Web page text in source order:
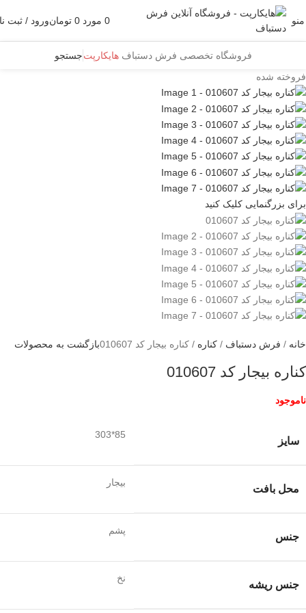
منو 0 مورد 0 تومانورود / ثبت
فروشگاه تخصصی فرش دستبافهایکارپتجستجو
فروخته شده
برای بزرگنمایی کلیک کنید
خانه فرش دستباف کناره کناره بیجار کد 010607 بازگشت به محصولات
کناره بیجار کد 010607
ناموجود
سایز
85*303
محل بافت
بیجار
جنس
پشم
جنس ریشه
نخ